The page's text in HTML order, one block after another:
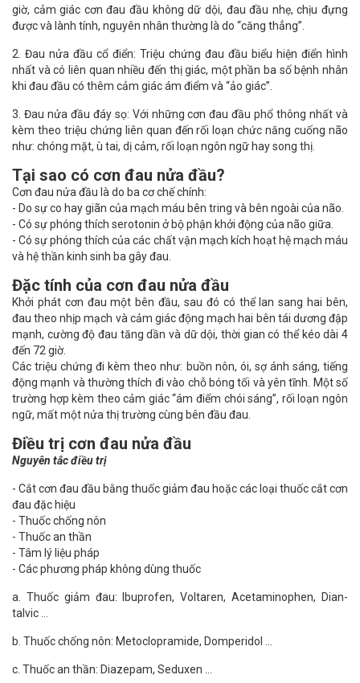
giờ, cảm giác cơn đau đầu không dữ dội, đau đầu nhẹ, chịu đựng
được và lành tính, nguyên nhân thường là do “căng thẳng”.
2. Đau nửa đầu cổ điển: Triệu chứng đau đầu biểu hiện điển hình
nhất và có liên quan nhiều đến thị giác, một phần ba số bệnh nhân
khi đau đầu có thêm cảm giác ám điểm và “ảo giác”.
3. Đau nửa đầu đáy sọ: Với những cơn đau đầu phổ thông nhất và
kèm theo triệu chứng liên quan đến rối loạn chức năng cuống não
như: chóng mặt, ù tai, dị cảm, rối loạn ngôn ngữ hay song thị.
Tại sao có cơn đau nửa đầu?
Cơn đau nửa đầu là do ba cơ chế chính:
- Do sự co hay giãn của mạch máu bên tring và bên ngoài của não.
- Có sự phóng thích serotonin ở bộ phận khởi động của não giữa.
- Có sự phóng thích của các chất vận mạch kích hoạt hệ mạch máu
và hệ thần kinh sinh ba gây đau.
Đặc tính của cơn đau nửa đầu
Khởi phát cơn đau một bên đầu, sau đó có thể lan sang hai bên,
đau theo nhịp mạch và cảm giác động mạch hai bên tái dương đập
mạnh, cường độ đau tăng dần và dữ dội, thời gian có thể kéo dài 4
đến 72 giờ.
Các triệu chứng đi kèm theo như: buồn nôn, ói, sợ ánh sáng, tiếng
động mạnh và thường thích đi vào chỗ bóng tối và yên tĩnh. Một số
trường hợp kèm theo cảm giác “ám điểm chói sáng”, rối loạn ngôn
ngữ, mất một nửa thị trường cùng bên đầu đau.
Điều trị cơn đau nửa đầu
Nguyên tắc điều trị
- Cắt cơn đau đầu bằng thuốc giảm đau hoặc các loại thuốc cắt cơn
đau đặc hiệu
- Thuốc chống nôn
- Thuốc an thần
- Tâm lý liệu pháp
- Các phương pháp không dùng thuốc
a. Thuốc giảm đau: Ibuprofen, Voltaren, Acetaminophen, Dian-
talvic …
b. Thuốc chống nôn: Metoclopramide, Domperidol …
c. Thuốc an thần: Diazepam, Seduxen …